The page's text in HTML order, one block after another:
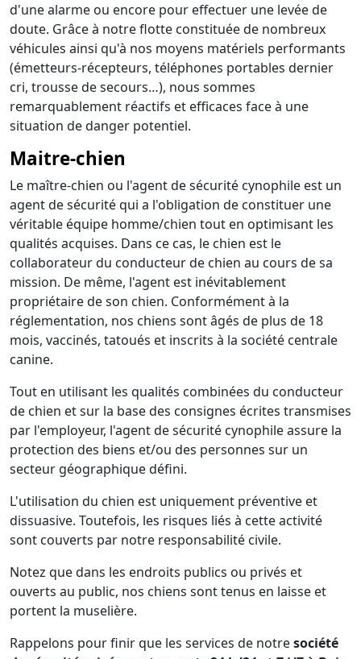
d'une alarme ou encore pour effectuer une levée de
doute. Grâce à notre flotte constituée de nombreux
véhicules ainsi qu'à nos moyens matériels performants
(émetteurs-récepteurs, téléphones portables dernier
cri, trousse de secours…), nous sommes
remarquablement réactifs et efficaces face à une
situation de danger potentiel.
Maitre-chien
Le maître-chien ou l'agent de sécurité cynophile est un
agent de sécurité qui a l'obligation de constituer une
véritable équipe homme/chien tout en optimisant les
qualités acquises. Dans ce cas, le chien est le
collaborateur du conducteur de chien au cours de sa
mission. De même, l'agent est inévitablement
propriétaire de son chien. Conformément à la
réglementation, nos chiens sont âgés de plus de 18
mois, vaccinés, tatoués et inscrits à la société centrale
canine.
Tout en utilisant les qualités combinées du conducteur
de chien et sur la base des consignes écrites transmises
par l'employeur, l'agent de sécurité cynophile assure la
protection des biens et/ou des personnes sur un
secteur géographique défini.
L'utilisation du chien est uniquement préventive et
dissuasive. Toutefois, les risques liés à cette activité
sont couverts par notre responsabilité civile.
Notez que dans les endroits publics ou privés et
ouverts au public, nos chiens sont tenus en laisse et
portent la muselière.
Rappelons pour finir que les services de notresociété